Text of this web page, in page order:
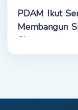
PDAM Ikut
Membangun
City